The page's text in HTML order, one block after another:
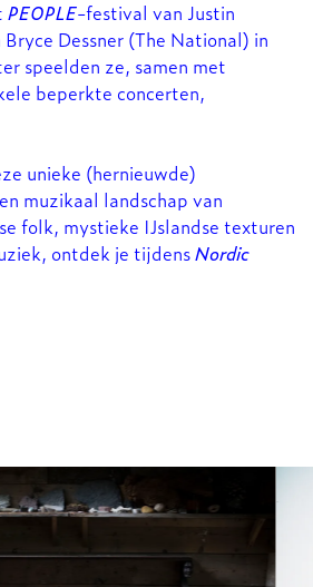
PEOPLE-festival van Justin
Dessner (The National) in
speelden ze, samen met
beperkte concerten,
unieke (hernieuwde)
muzikaal landschap van
folk, mystieke IJslandse texturen
ontdek je tijdensNordic